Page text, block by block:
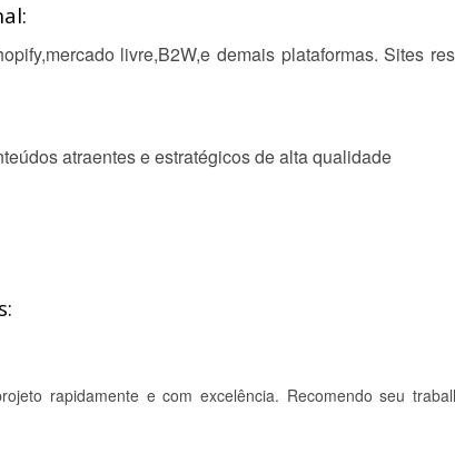
livre,B2W,e demais plataformas. Sites
atraentes e estratégicos de alta qualidade
rapidamente e com excelência. Recomendo seu